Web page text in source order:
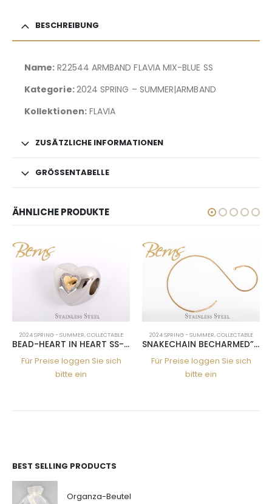
BESCHREIBUNG
Name: R22544 ARMBAND FLAVIA MIX-BLUE SS
Kategorie:2024 SPRING – SUMMER|ARMBAND
Kollektionen:FLAVIA
ZUSÄTZLICHE INFORMATIONEN
GRÖSSENTABELLE
ÄHNLICHE PRODUKTE
2024 SPRING - SUMMER,COLLECTABLE
BEAD-HEART IN HEART SS-SS
Für Preise loggen Sie sich
bitte ein
2024 SPRING - SUMMER,COLLECTABLE
SNAKECHAIN BECHARMED” GO 45+6MM”
Für Preise loggen Sie sich
bitte ein
BEST SELLING PRODUCTS
Organza-Beutel